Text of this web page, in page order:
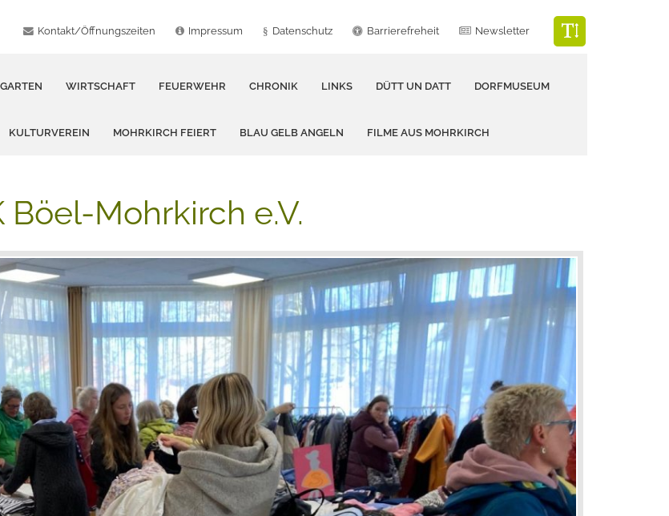
Kontakt/Öffnungszeiten Impressum Datenschutz Barrierefreheit Newsletter
WIRTSCHAFT FEUERWEHR CHRONIK LINKS DÜTT UN DATT DORFMUSEUM
KULTURVEREIN MOHRKIRCH FEIERT BLAU GELB ANGELN FILME AUS MOHRKIRCH
Mohrkirch e.V.